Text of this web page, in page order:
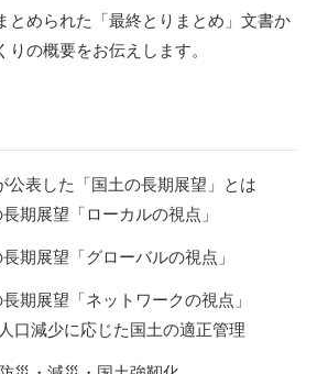
とめられた「最終とりまとめ」文書か
りの概要をお伝えします。
公表した「国土の長期展望」とは
期展望「ローカルの視点」
期展望「グローバルの視点」
期展望「ネットワークの視点」
人口減少に応じた国土の適正管理